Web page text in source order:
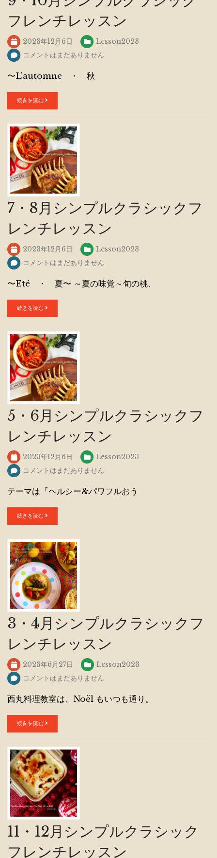
フレンチレッスン
2023年12月6日
Lesson2023
コメントはまだありません
〜L’automne ・ 秋
続きを読む
7・8月シンプルクラシックフ
レンチレッスン
2023年12月6日
Lesson2023
コメントはまだありません
〜Eté ・ 夏〜 ～夏の味覚～旬の桃、
続きを読む
5・6月シンプルクラシックフ
レンチレッスン
2023年12月6日
Lesson2023
コメントはまだありません
テーマは「ヘルシー&パワフルおう
続きを読む
3・4月シンプルクラシックフ
レンチレッスン
2023年6月27日
Lesson2023
コメントはまだありません
西丸料理教室は、Noël もいつも通り。
続きを読む
11・12月シンプルクラシック
フレンチレッスン